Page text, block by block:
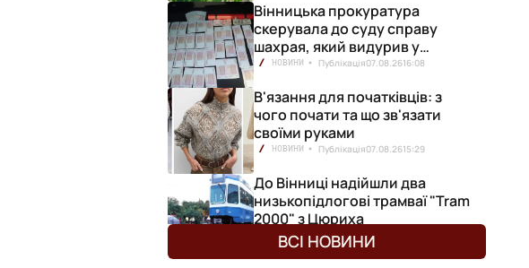
Вінницька прокуратура
скерувала до суду справу
шахрая, який видурив у
вінничанки 154 тисячі гривень
НОВИНИ Публікація07.08.2616:08
В'язання для початківців: з
чого почати та що зв'язати
своїми руками
НОВИНИ Публікація07.08.2615:29
До Вінниці надійшли два
низькопідлогові трамваї "Tram
2000" з Цюриха
НОВИНИ Публікація07.08.26
ВСІ НОВИНИ